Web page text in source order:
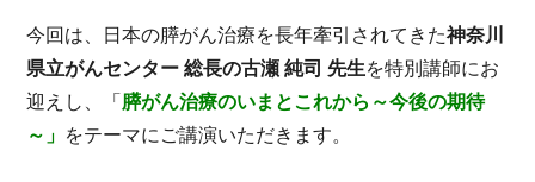
今回は、日本の膵がん治療を長年牽引されてきた神奈川
県立がんセンター 総長の古瀬 純司 先生を特別講師にお
迎えし、「膵がん治療のいまとこれから～今後の期待
～」 をテーマにご講演いただきます。